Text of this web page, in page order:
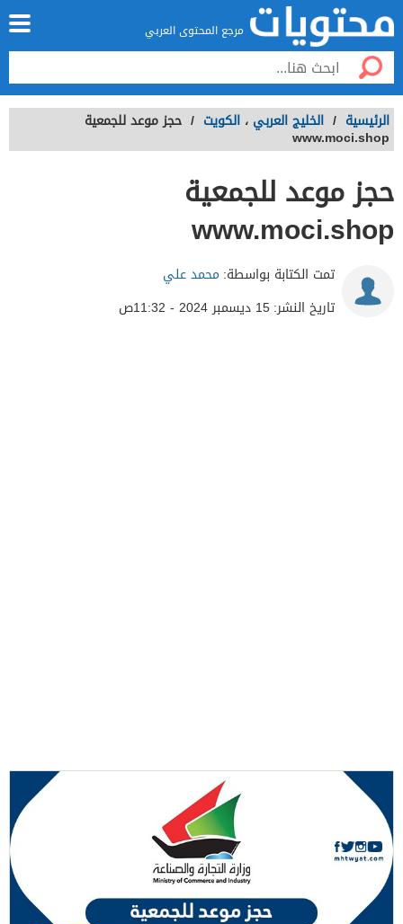
مرجع المحتوى العربي
الرئيسية / الخليج العربي ، الكويت / حجز موعد للجمعية
www.moci.shop
حجز موعد للجمعية
www.moci.shop
تمت الكتابة بواسطة: محمد علي
تاريخ النشر:15 ديسمبر 2024 - 11:32ص